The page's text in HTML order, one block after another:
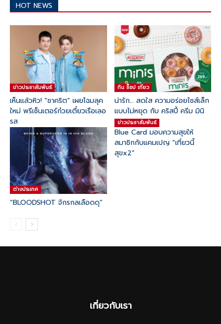
HOT NEWS
ข่าวประชาสัมพันธ์
เห็นแล้วหิว! “ชาคริต” เผยโฉมลุค
ใหม่ พรีเซ็นเตอร์ก๋วยเตี๋ยวเรือเลอ
รส
กิน ช๊อป เที่ยว
น่ารัก… สดใส ความอร่อยไซส์เล็ก
แบบไม่หยุด กับ คริสปี้ ครีม มินิ
ต่างประเทศ
“BLOODSHOT จักรกลเลือดดุ”
ข่าวประชาสัมพันธ์
Blue Card มอบความสุขให้
สมาชิกกับแคมเปญ “เที่ยวนี้
สุขx2”
เกี่ยวกับเรา